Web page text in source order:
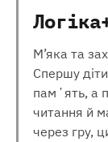
М’яка та
Спершу
памʼять, а
читання й
через гру,